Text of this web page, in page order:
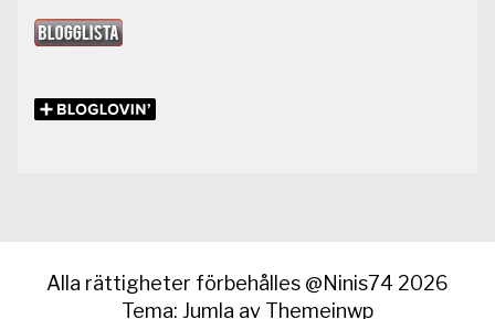
Alla rättigheter förbehålles @Ninis74 2026
Tema: Jumla av Themeinwp